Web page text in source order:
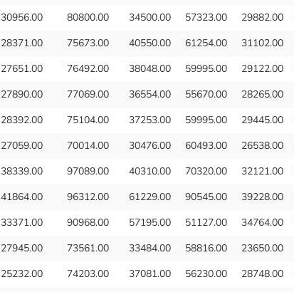
30956.00 80800.00 34500.00 57323.00 29882.00
28371.00 75673.00 40550.00 61254.00 31102.00
27651.00 76492.00 38048.00 59995.00 29122.00
27890.00 77069.00 36554.00 55670.00 28265.00
28392.00 75104.00 37253.00 59995.00 29445.00
27059.00 70014.00 30476.00 60493.00 26538.00
38339.00 97089.00 40310.00 70320.00 32121.00
41864.00 96312.00 61229.00 90545.00 39228.00
33371.00 90968.00 57195.00 51127.00 34764.00
27945.00 73561.00 33484.00 58816.00 23650.00
25232.00 74203.00 37081.00 56230.00 28748.00